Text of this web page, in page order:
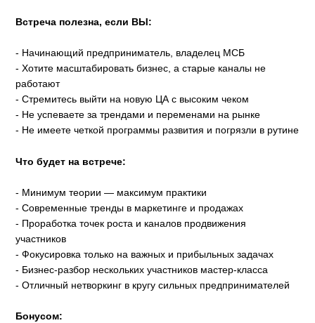
Встреча полезна, если ВЫ:
- Начинающий предприниматель, владелец МСБ
- Хотите масштабировать бизнес, а старые каналы не
работают
- Стремитесь выйти на новую ЦА с высоким чеком
- Не успеваете за трендами и переменами на рынке
- Не имеете четкой программы развития и погрязли в рутине
Что будет на встрече:
- Минимум теории — максимум практики
- Современные тренды в маркетинге и продажах
- Проработка точек роста и каналов продвижения
участников
- Фокусировка только на важных и прибыльных задачах
- Бизнес-разбор нескольких участников мастер-класса
- Отличный нетворкинг в кругу сильных предпринимателей
Бонусом: